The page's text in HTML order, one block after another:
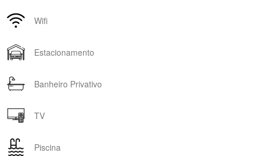
Wifi
Estacionamento
Banheiro Privativo
TV
Piscina